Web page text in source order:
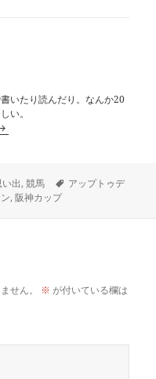
いたり読んだり。なんか20
い。
出,競馬
タ
アップトゥデ
,阪神カップ
せん。 ※ が付いている欄は